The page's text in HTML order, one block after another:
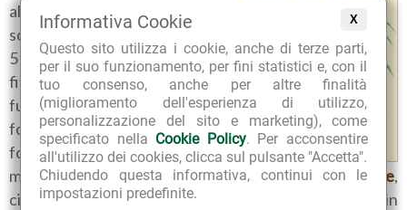
X
Informativa Cookie
Questo sito utilizza i cookie, anche di terze parti,
per il suo funzionamento, per fini statistici e, con il
tuo consenso, anche per altre finalità
(miglioramento dell'esperienza di utilizzo,
personalizzazione del sito e marketing), come
specificato nella Cookie Policy. Per acconsentire
all'utilizzo dei cookies, clicca sul pulsante "Accetta".
Chiudendo questa informativa, continui con le
impostazioni predefinite.
altezza, anche se in alcune
sottospecie può arrivare fino a
5 metri. Ha una lunga radice
fittonante, che sviluppa un
fusto eretto o ramificato,
foglie composte palmate
formate da foglioline dal
margine seghettato. Le piante di Canapa sonodioiche,
cioè portano i fiori maschili staminiferi, riuniti in